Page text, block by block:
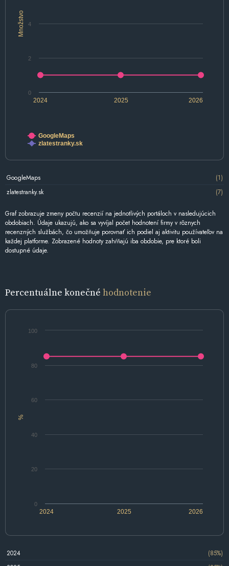
Množstvo
2024 2025 2026
0
2
4
GoogleMaps
zlatestranky.sk
GoogleMaps
(1)
zlatestranky.sk
(7)
Graf zobrazuje zmeny počtu recenzií na jednotlivých portáloch v nasledujúcich
obdobiach. Údaje ukazujú, ako sa vyvíjal počet hodnotení firmy v rôznych
recenzných službách, čo umožňuje porovnať ich podiel aj aktivitu používateľov na
každej platforme. Zobrazené hodnoty zahŕňajú iba obdobie, pre ktoré boli
dostupné údaje.
Percentuálne konečné hodnotenie
%
2024 2025 2026
0
20
40
60
80
100
2024
(85%)